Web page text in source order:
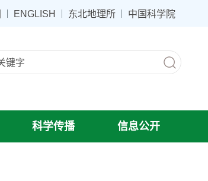
ENGLISH 东北地理所 中国科学院
科学传播 信息公开